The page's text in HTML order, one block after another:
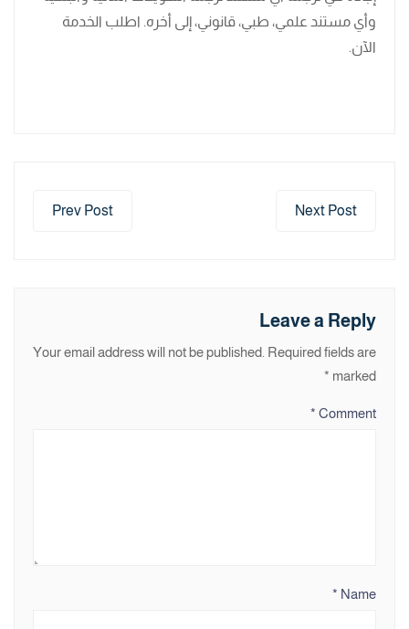
وأي مستند علمي، طبي، قانوني، إلى أخره. اطلب الخدمة
الآن.
Prev Post Next Post
Leave a Reply
Your email address will not be published. Required fields are
marked
*
Comment
*
Name
*